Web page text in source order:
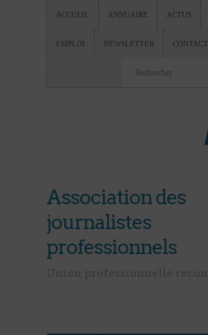
ACCUEIL ANNUAIRE ACTUS
EMPLOI NEWSLETTER CONTACT
Association des
journalistes
professionnels